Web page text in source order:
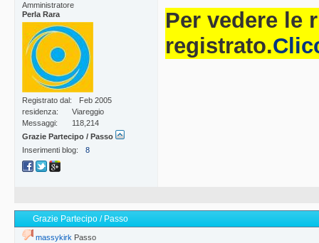
Amministratore
Perla Rara
Registrato dal
Feb 2005
residenza
Viareggio
Messaggi
118,214
Grazie Partecipo / Passo
Inserimenti blog
8
Per vedere le
registrato.
Grazie Partecipo / Passo
massykirk Passo